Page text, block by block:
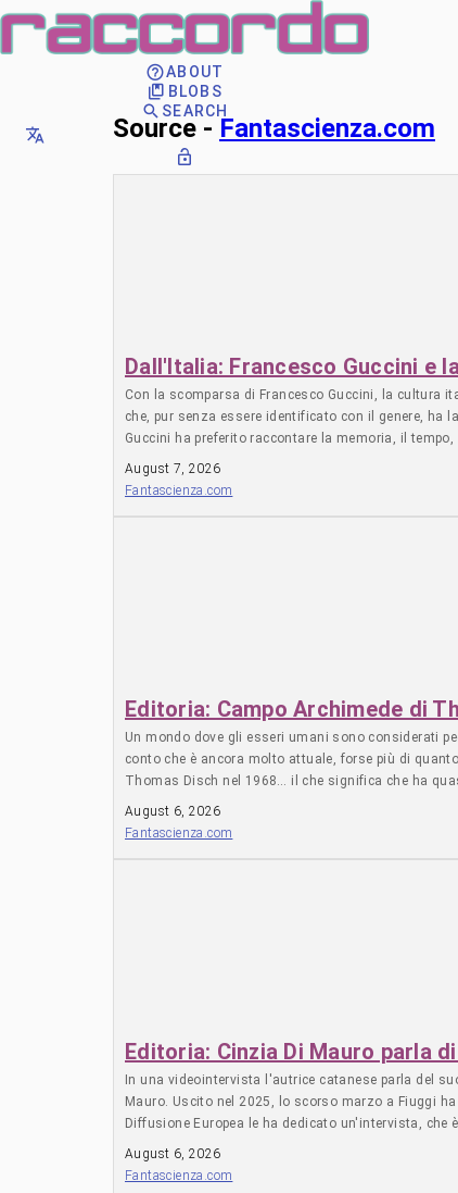
ABOUT
BLOBS
SEARCH
Source - Fantascienza.com
Dall'Italia: Francesco Guccini e
Con la scomparsa di Francesco Guccini, la cultura
che, pur senza essere identificato con il genere,
Guccini ha preferito raccontare la memoria, il
ironico e profondamente umano che caratterizzava
qua e là nei suoi testi e nelle sue interviste. Se c’è
August 7, 2026
Fantascienza.com
Editoria: Campo Archimede di
Un mondo dove gli esseri umani sono considerati
conto che è ancora molto attuale, forse più di
Thomas Disch nel 1968… il che significa che ha
con diverse nazioni e la loro democrazia è ormai
August 6, 2026
Fantascienza.com
Editoria: Cinzia Di Mauro parla
In una videointervista l'autrice catanese parla del
Mauro. Uscito nel 2025, lo scorso marzo a Fiuggi
Diffusione Europea le ha dedicato un'intervista,
nuovi, di plutocrazia legata a doppia mandata alla
August 6, 2026
Fantascienza.com